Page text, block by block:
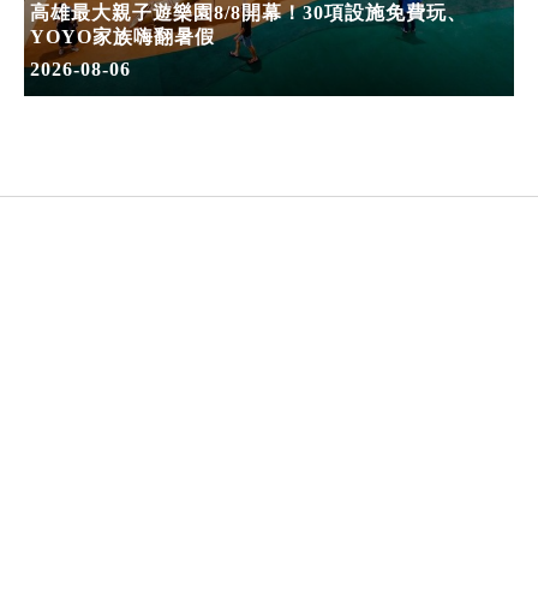
高雄最大親子遊樂園8/8開幕！30項設施免費玩、
YOYO家族嗨翻暑假
2026-08-06